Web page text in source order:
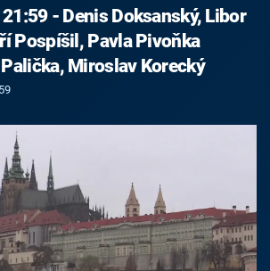
- Denis Doksanský, Libor
Pospíšil, Pavla Pivoňka
Miroslav Korecký